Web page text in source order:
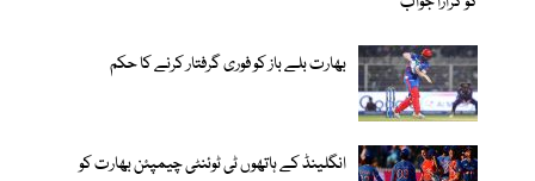
بھارت بلے باز کو فوری گرفتار کرنے کا حکم
انگلینڈ کے ہاتھوں ٹی ٹوئنٹی چیمپئن بھارت کو